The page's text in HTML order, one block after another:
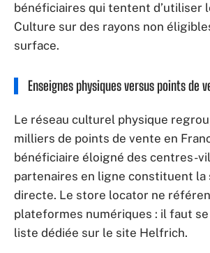
bénéficiaires qui tentent d’utiliser
Culture sur des rayons non
surface.
Enseignes physiques versus points de
Le réseau culturel physique
milliers de points de vente en
bénéficiaire éloigné des centres-
partenaires en ligne constituent la
directe. Le store locator ne
plateformes numériques : il faut
liste dédiée sur le site Helfrich.